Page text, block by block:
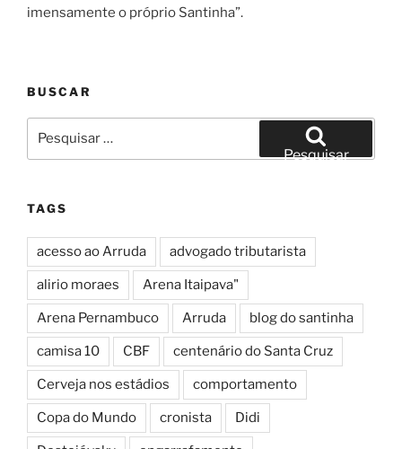
imensamente o próprio Santinha”.
BUSCAR
por:
Pesquisar
TAGS
acesso ao Arruda advogado tributarista
alirio moraes Arena Itaipava"
Arena Pernambuco Arruda blog do santinha
camisa 10 CBF centenário do Santa Cruz
Cerveja nos estádios comportamento
Copa do Mundo cronista Didi